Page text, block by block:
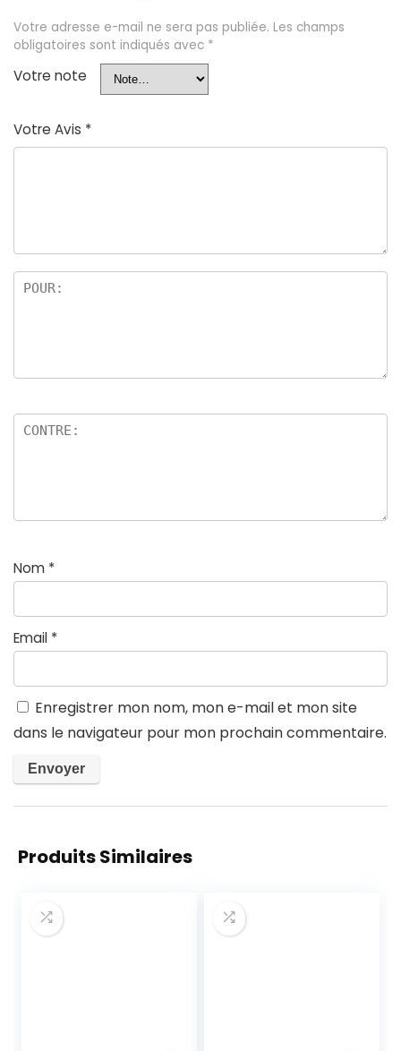
Votre adresse e-mail ne sera pas publiée. Les champs
obligatoires sont indiqués avec *
Votre note
Votre Avis *
Nom *
Email *
Enregistrer mon nom, mon e-mail et mon site
dans le navigateur pour mon prochain commentaire.
Produits Similaires